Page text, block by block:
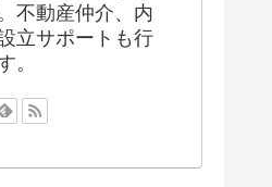
不動産仲介、内
立サポートも行
。